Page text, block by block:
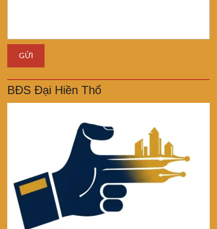
BĐS Đại Hiền Thổ